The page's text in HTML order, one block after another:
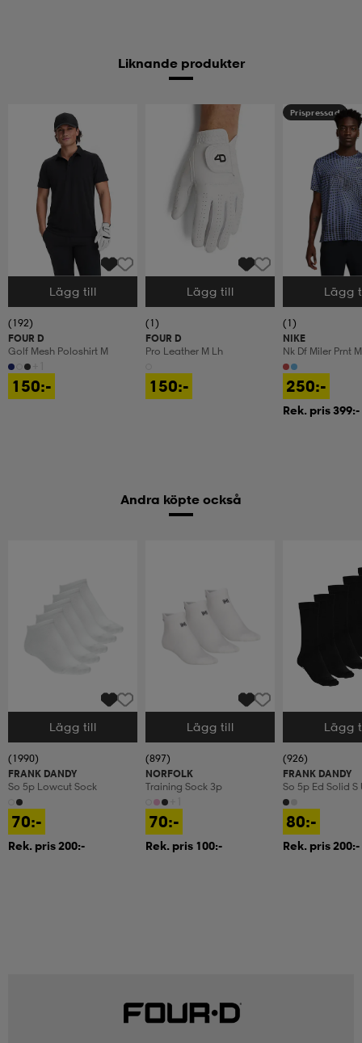
Liknande produkter
Välj storlek
Lägg till
(192)
FOUR D
Golf Mesh Poloshirt M
150:-
Välj storlek
Lägg till
(1)
FOUR D
Pro Leather M Lh
150:-
Prispressad
Välj storlek
Lägg
(1)
NIKE
Nk Df Miler Prnt M
250:-
Rek. pris 399:-
Andra köpte också
Välj storlek
Lägg till
(1990)
FRANK DANDY
So 5p Lowcut Sock
70:-
Rek. pris 200:-
Välj storlek
Lägg till
(897)
NORFOLK
Training Sock 3p
70:-
Rek. pris 100:-
Välj storlek
Lägg
(926)
FRANK DANDY
So 5p Ed Solid S
80:-
Rek. pris 200:-